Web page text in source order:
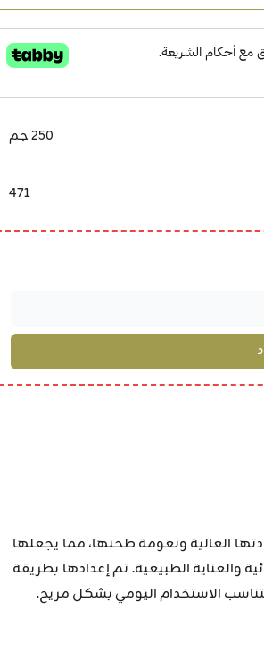
250 جم
471
العالية ونعومة طحنها، مما يجعلها
والعناية الطبيعية. تم إعدادها بطريقة
الاستخدام اليومي بشكل مريح.